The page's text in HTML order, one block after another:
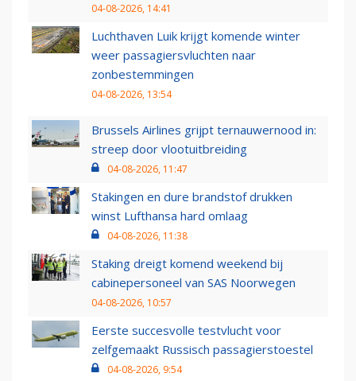
04-08-2026, 14:41
Luchthaven Luik krijgt komende winter
weer passagiersvluchten naar
zonbestemmingen
04-08-2026, 13:54
Brussels Airlines grijpt ternauwernood in:
streep door vlootuitbreiding
04-08-2026, 11:47
Stakingen en dure brandstof drukken
winst Lufthansa hard omlaag
04-08-2026, 11:38
Staking dreigt komend weekend bij
cabinepersoneel van SAS Noorwegen
04-08-2026, 10:57
Eerste succesvolle testvlucht voor
zelfgemaakt Russisch passagierstoestel
04-08-2026, 9:54